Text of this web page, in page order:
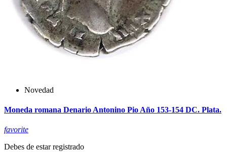
Novedad
Moneda romana Denario Antonino Pio Año 153-154 DC. Plata.
favorite
Debes de estar registrado